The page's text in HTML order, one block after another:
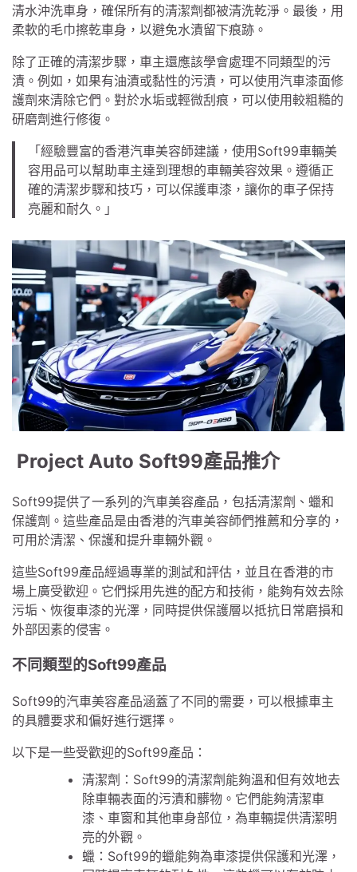
清水沖洗車身，確保所有的清潔劑都被清洗乾淨。最後，用
柔軟的毛巾擦乾車身，以避免水漬留下痕跡。
除了正確的清潔步驟，車主還應該學會處理不同類型的污
漬。例如，如果有油漬或黏性的污漬，可以使用汽車漆面修
護劑來清除它們。對於水垢或輕微刮痕，可以使用較粗糙的
研磨劑進行修復。
「經驗豐富的香港汽車美容師建議，使用Soft99車輛美
容用品可以幫助車主達到理想的車輛美容效果。遵循正
確的清潔步驟和技巧，可以保護車漆，讓你的車子保持
亮麗和耐久。」
Project Auto Soft99產品推介
Soft99提供了一系列的汽車美容產品，包括清潔劑、蠟和
保護劑。這些產品是由香港的汽車美容師們推薦和分享的，
可用於清潔、保護和提升車輛外觀。
這些Soft99產品經過專業的測試和評估，並且在香港的市
場上廣受歡迎。它們採用先進的配方和技術，能夠有效去除
污垢、恢復車漆的光澤，同時提供保護層以抵抗日常磨損和
外部因素的侵害。
不同類型的Soft99產品
Soft99的汽車美容產品涵蓋了不同的需要，可以根據車主
的具體要求和偏好進行選擇。
以下是一些受歡迎的Soft99產品：
清潔劑：Soft99的清潔劑能夠溫和但有效地去
除車輛表面的污漬和髒物。它們能夠清潔車
漆、車窗和其他車身部位，為車輛提供清潔明
亮的外觀。
蠟：Soft99的蠟能夠為車漆提供保護和光澤，